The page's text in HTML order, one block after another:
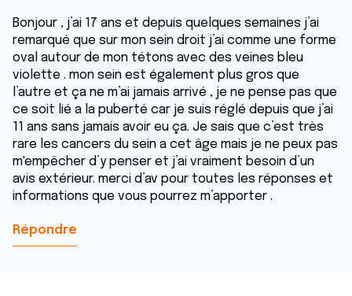
Bonjour , j’ai 17 ans et depuis quelques semaines j’ai
remarqué que sur mon sein droit j’ai comme une forme
oval autour de mon tétons avec des veines bleu
violette . mon sein est également plus gros que
l’autre et ça ne m’ai jamais arrivé , je ne pense pas que
ce soit lié a la puberté car je suis réglé depuis que j’ai
11 ans sans jamais avoir eu ça. Je sais que c’est très
rare les cancers du sein a cet âge mais je ne peux pas
m'empêcher d’y penser et j’ai vraiment besoin d’un
avis extérieur. merci d’av pour toutes les réponses et
informations que vous pourrez m’apporter .
Répondre